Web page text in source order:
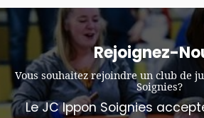
Rejoignez-
Vous souhaitez rejoindre un club de
Soignies?
Le JC Ippon Soignies